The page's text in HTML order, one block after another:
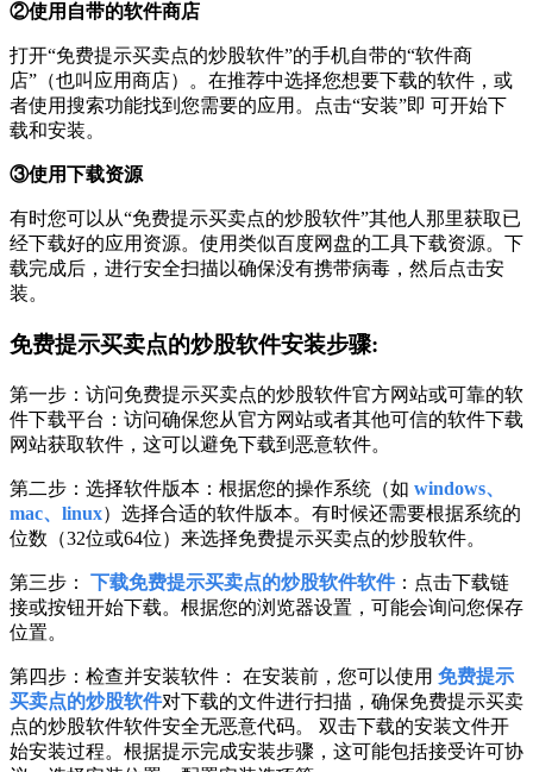
②使用自带的软件商店
打开“免费提示买卖点的炒股软件”的手机自带的“软件商
店”（也叫应用商店）。在推荐中选择您想要下载的软件，或
者使用搜索功能找到您需要的应用。点击“安装”即 可开始下
载和安装。
③使用下载资源
有时您可以从“免费提示买卖点的炒股软件”其他人那里获取已
经下载好的应用资源。使用类似百度网盘的工具下载资源。下
载完成后，进行安全扫描以确保没有携带病毒，然后点击安
装。
免费提示买卖点的炒股软件安装步骤:
第一步：访问免费提示买卖点的炒股软件官方网站或可靠的软
件下载平台：访问确保您从官方网站或者其他可信的软件下载
网站获取软件，这可以避免下载到恶意软件。
第二步：选择软件版本：根据您的操作系统（如 windows、
mac、linux）选择合适的软件版本。有时候还需要根据系统的
位数（32位或64位）来选择免费提示买卖点的炒股软件。
第三步： 下载免费提示买卖点的炒股软件软件：点击下载链
接或按钮开始下载。根据您的浏览器设置，可能会询问您保存
位置。
第四步：检查并安装软件： 在安装前，您可以使用 免费提示
买卖点的炒股软件对下载的文件进行扫描，确保免费提示买卖
点的炒股软件软件安全无恶意代码。 双击下载的安装文件开
始安装过程。根据提示完成安装步骤，这可能包括接受许可协